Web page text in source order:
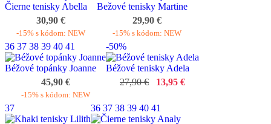
Čierne tenisky Abella
30,90 €
-15% s kódom: NEW
Bežové tenisky Martine
29,90 €
-15% s kódom: NEW
36 37 38 39 40 41
Béžové topánky Joanne
45,90 €
-15% s kódom: NEW
-50%
Béžové tenisky Adela
27,90 €
13,95 €
37 36 37 38 39 40 41